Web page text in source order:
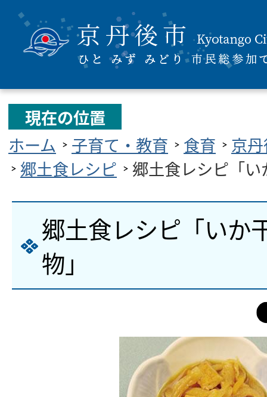
現在の位置
ホーム
子育て・教育 食育
京
郷土食レシピ
郷土食レシピ「
郷土食レシピ「いか
物」